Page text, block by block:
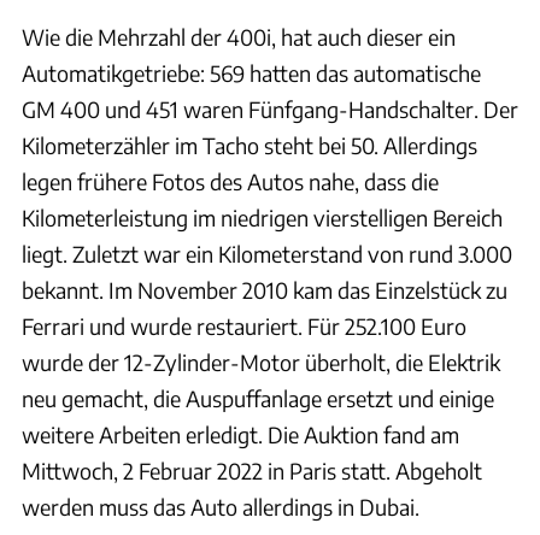
Wie die Mehrzahl der 400i, hat auch dieser ein
Automatikgetriebe: 569 hatten das automatische
GM 400 und 451 waren Fünfgang-Handschalter. Der
Kilometerzähler im Tacho steht bei 50. Allerdings
legen frühere Fotos des Autos nahe, dass die
Kilometerleistung im niedrigen vierstelligen Bereich
liegt. Zuletzt war ein Kilometerstand von rund 3.000
bekannt. Im November 2010 kam das Einzelstück zu
Ferrari und wurde restauriert. Für 252.100 Euro
wurde der 12-Zylinder-Motor überholt, die Elektrik
neu gemacht, die Auspuffanlage ersetzt und einige
weitere Arbeiten erledigt. Die Auktion fand am
Mittwoch, 2 Februar 2022 in Paris statt. Abgeholt
werden muss das Auto allerdings in Dubai.